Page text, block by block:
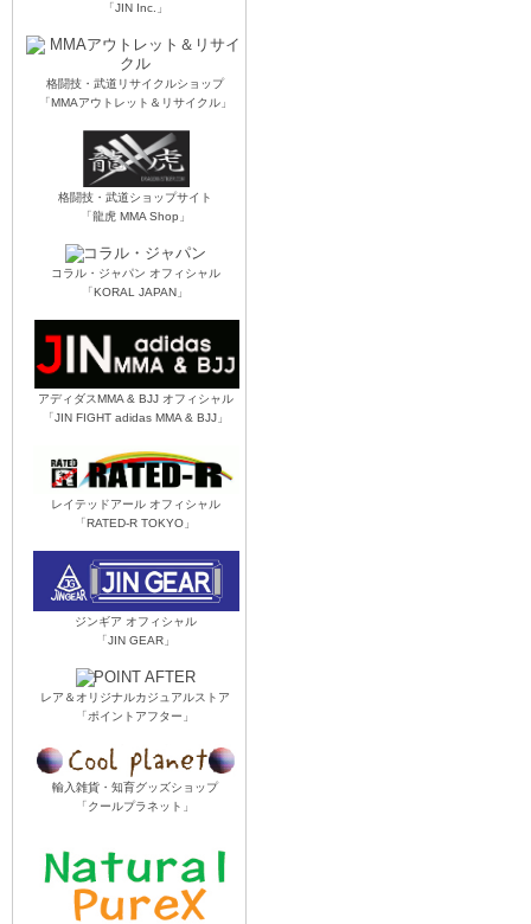
「JIN Inc.」
格闘技・武道リサイクルショップ
「MMAアウトレット＆リサイクル」
格闘技・武道ショップサイト
「龍虎 MMA Shop」
コラル・ジャパン オフィシャル
「KORAL JAPAN」
アディダスMMA & BJJ オフィシャル
「JIN FIGHT adidas MMA & BJJ」
レイテッドアール オフィシャル
「RATED-R TOKYO」
ジンギア オフィシャル
「JIN GEAR」
レア＆オリジナルカジュアルストア
「ポイントアフター」
輸入雑貨・知育グッズショップ
「クールプラネット」